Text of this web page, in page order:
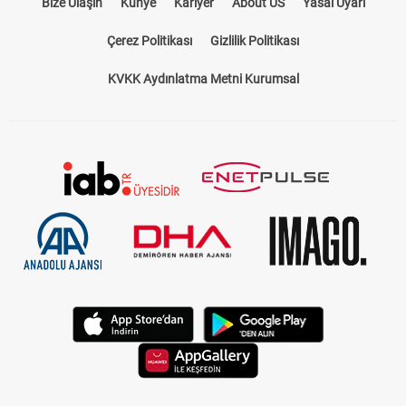
Künye Kariyer About US
Çerez Politikası Gizlilik Politikası